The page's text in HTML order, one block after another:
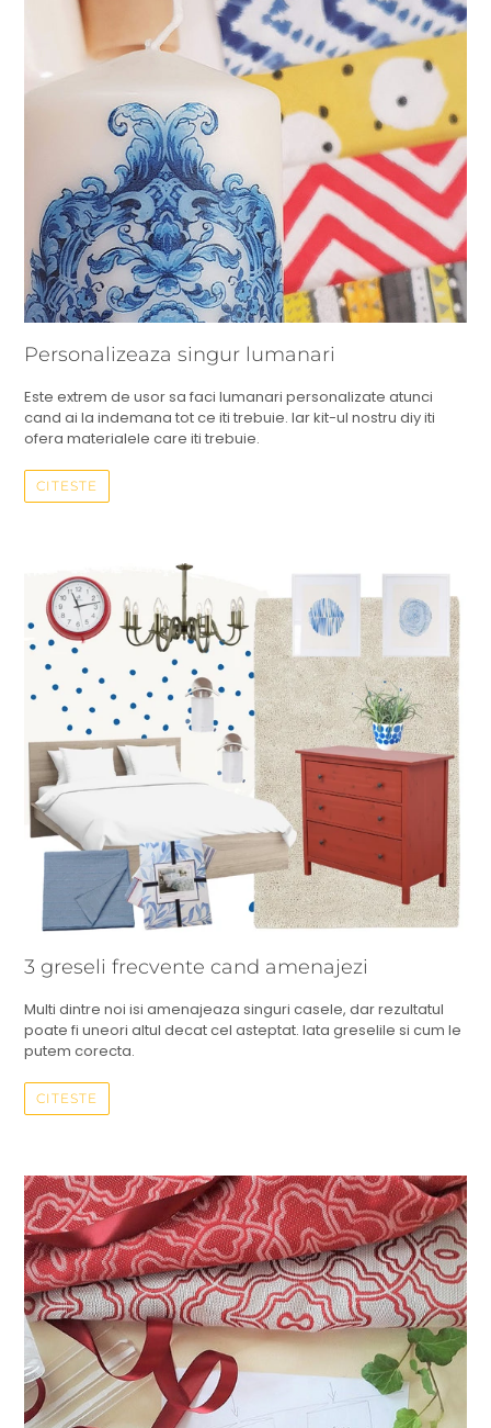
Personalizeaza singur lumanari
Este extrem de usor sa faci lumanari personalizate atunci
cand ai la indemana tot ce iti trebuie. Iar kit-ul nostru diy iti
ofera materialele care iti trebuie.
CITESTE
3 greseli frecvente cand amenajezi
Multi dintre noi isi amenajeaza singuri casele, dar rezultatul
poate fi uneori altul decat cel asteptat. Iata greselile si cum le
putem corecta.
CITESTE